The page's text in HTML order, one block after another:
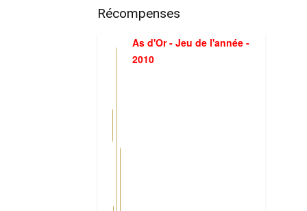
Récompenses
As d'Or - Jeu de l'année -
2010